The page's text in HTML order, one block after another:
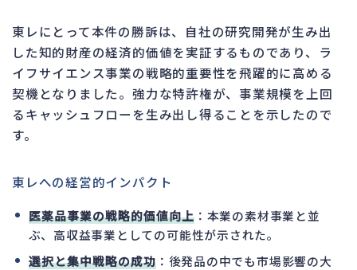
東レにとって本件の勝訴は、自社の研究開発が生み出
した知的財産の経済的価値を実証するものであり、ラ
イフサイエンス事業の戦略的重要性を飛躍的に高める
契機となりました。強力な特許権が、事業規模を上回
るキャッシュフローを生み出し得ることを示したので
す。
東レへの経営的インパクト
医薬品事業の戦略的価値向上：本業の素材事業と並
ぶ、高収益事業としての可能性が示された。
選択と集中戦略の成功：後発品の中でも市場影響の大